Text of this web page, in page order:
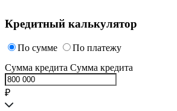
Кредитный калькулятор
По сумме
По платежу
Сумма кредита Сумма кредита
₽